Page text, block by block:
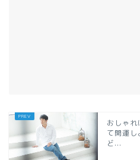
おしゃ
て開運
ど...